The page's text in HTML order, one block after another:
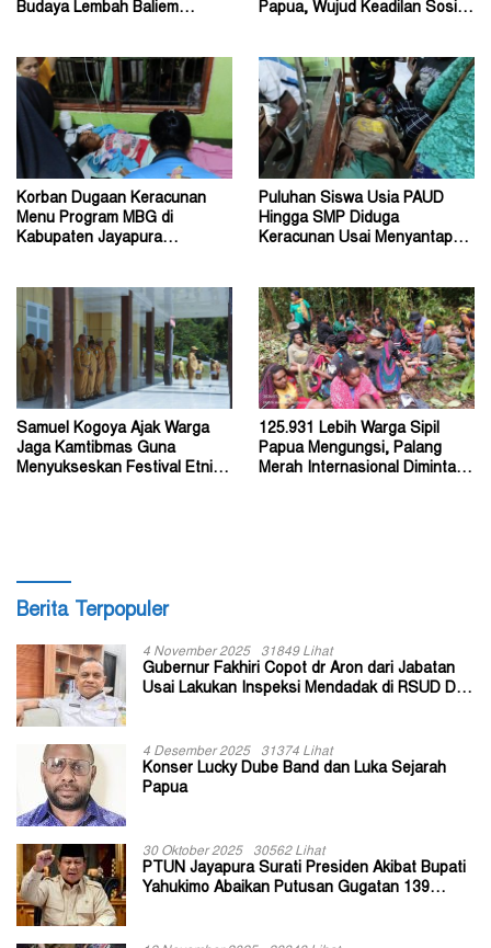
Budaya Lembah Baliem
Papua, Wujud Keadilan Sosial
Korban Dugaan Keracunan
Menu Program MBG di
Kabupaten Jayapura
Puluhan Siswa Usia PAUD
Hingga SMP Diduga
Keracunan Usai Menyantap
Samuel Kogoya Ajak Warga
Jaga Kamtibmas Guna
Menyukseskan Festival Etnik
125.931 Lebih Warga Sipil
Papua Mengungsi, Palang
Merah Internasional Diminta
Berita Terpopuler
4 November 2025 31849 Lihat
Gubernur Fakhiri Copot dr Aron dari Jabatan
Usai Lakukan Inspeksi Mendadak di RSUD Dok
4 Desember 2025 31374 Lihat
Konser Lucky Dube Band dan Luka Sejarah
Papua
30 Oktober 2025 30562 Lihat
PTUN Jayapura Surati Presiden Akibat Bupati
Yahukimo Abaikan Putusan Gugatan 139